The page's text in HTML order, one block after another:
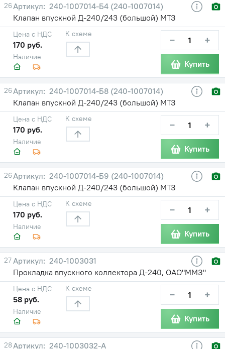
26
240-1007014-Б4 (240-1007014)
Клапан впускной Д-240/243 (большой) МТЗ
Наличие
Цена с НДС
170 руб.
К схеме − +
Купить
26
240-1007014-Б8 (240-1007014)
Клапан впускной Д-240/243 (большой) МТЗ
Наличие
Цена с НДС
170 руб.
К схеме − +
Купить
26
240-1007014-Б9 (240-1007014)
Клапан впускной Д-240/243 (большой) МТЗ
Наличие
Цена с НДС
170 руб.
К схеме − +
Купить
27
240-1003031
Прокладка впускного коллектора Д-240, ОАО"ММЗ"
Наличие
Цена с НДС
58 руб.
К схеме − +
Купить
28 240-1003032-А